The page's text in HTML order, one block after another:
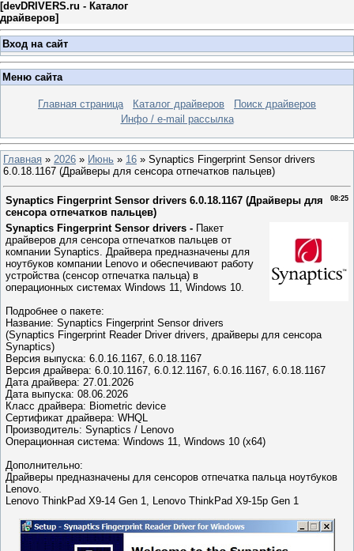
[devDRIVERS.ru - Каталог
драйверов]
Вход на сайт
Меню сайта
Главная страница Каталог драйверов
Поиск драйверов
Инфо / e-mail рассылка
Главная » 2026 » Июнь » 16 » Synaptics Fingerprint Sensor drivers
6.0.18.1167 (Драйверы для сенсора отпечатков пальцев)
08:25
Synaptics Fingerprint Sensor drivers 6.0.18.1167 (Драйверы для
сенсора отпечатков пальцев)
Synaptics Fingerprint Sensor drivers - Пакет
драйверов для сенсора отпечатков пальцев от
компании Synaptics. Драйвера предназначены для
ноутбуков компании Lenovo и обеспечивают работу
устройства (сенсор отпечатка пальца) в
операционных системах Windows 11, Windows 10.
Подробнее о пакете:
Название: Synaptics Fingerprint Sensor drivers
(Synaptics Fingerprint Reader Driver drivers, драйверы для сенсора
Synaptics)
Версия выпуска: 6.0.16.1167, 6.0.18.1167
Версия драйвера: 6.0.10.1167, 6.0.12.1167, 6.0.16.1167, 6.0.18.1167
Дата драйвера: 27.01.2026
Дата выпуска: 08.06.2026
Класс драйвера: Biometric device
Сертификат драйвера: WHQL
Производитель: Synaptics / Lenovo
Операционная система: Windows 11, Windows 10 (x64)
Дополнительно:
Драйверы предназначены для сенсоров отпечатка пальца ноутбуков
Lenovo.
Lenovo ThinkPad X9-14 Gen 1, Lenovo ThinkPad X9-15p Gen 1